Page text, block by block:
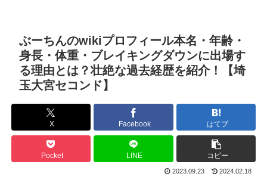
ぶーちんのwikiプロフィール本名・年齢・
身長・体重・ブレイキングダウンに出場す
る理由とは？壮絶な過去経歴を紹介！【埼
玉大宮セコンド】
X Facebook はてブ
Pocket LINE コピー
2023.09.23 2024.02.18